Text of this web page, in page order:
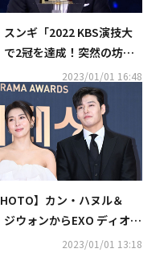
スンギ「2022 KBS演技大
で2冠を達成！突然の坊主
釈明も“誤解しないでほし
2023/01/01 16:48
】カン・ハヌル＆
ジウォンからEXO ディオ＆
セヒまで「2022 KBS演技
2023/01/01 13:18